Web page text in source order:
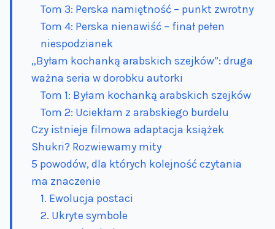
Tom 3: Perska namiętność – punkt zwrotny
Tom 4: Perska nienawiść – finał pełen
niespodzianek
„Byłam kochanką arabskich szejków”: druga
ważna seria w dorobku autorki
Tom 1: Byłam kochanką arabskich szejków
Tom 2: Uciekłam z arabskiego burdelu
Czy istnieje filmowa adaptacja książek
Shukri? Rozwiewamy mity
5 powodów, dla których kolejność czytania
ma znaczenie
1. Ewolucja postaci
2. Ukryte symbole